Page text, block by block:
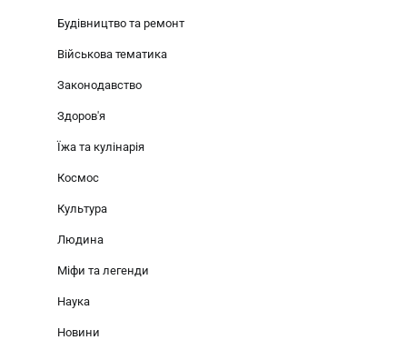
Будівництво та ремонт
Військова тематика
Законодавство
Здоров'я
Їжа та кулінарія
Космос
Культура
Людина
Міфи та легенди
Наука
Новини